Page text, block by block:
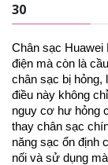
30
Chân sạc Huawei
điện mà còn là
chân sạc bị hỏng,
điều này không
nguy cơ hư hỏng
thay chân sạc
năng sạc ổn định
nối và sử dụng